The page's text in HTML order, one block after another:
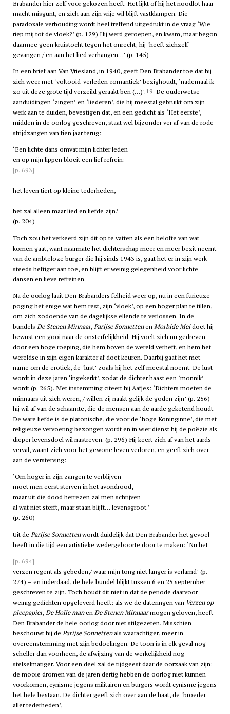
Brabander hier zelf voor gekozen heeft. Het lijkt of hij het noodlot haar
macht misgunt, en zich aan zijn vrije wil blijft vastklampen. Die
paradoxale verhouding wordt heel treffend uitgedrukt in de vraag ‘Wie
riep mij tot de vloek?’ (p. 129) Hij werd geroepen, en kwam, maar begon
daarmee geen kruistocht tegen het onrecht; hij ‘heeft zichzelf
gevangen / en aan het lied verhangen…’ (p. 145)
In een brief aan Van Vriesland, in 1940, geeft Den Brabander toe dat hij
zich weer met ‘voltooid-verleden-romantiek’ bezighoudt, ‘nademaal ik
zo uit deze grote tijd verzeild geraakt ben (…)’.19. De ouderwetse
aanduidingen ‘zingen’ en ‘liederen’, die hij meestal gebruikt om zijn
werk aan te duiden, bevestigen dat, en een gedicht als ‘Het eerste’,
midden in de oorlog geschreven, staat wel bijzonder ver af van de rode
strijdzangen van tien jaar terug:
‘Een lichte dans omvat mijn lichter leden
en op mijn lippen bloeit een lief refrein:
[p. 693]
het leven tiert op kleine tederheden,
het zal alleen maar lied en liefde zijn.’
(p. 204)
Toch zou het verkeerd zijn dit op te vatten als een belofte van wat
komen gaat, want naarmate het dichterschap meer en meer bezit neemt
van de ambteloze burger die hij sinds 1943 is, gaat het er in zijn werk
steeds heftiger aan toe, en blijft er weinig gelegenheid voor lichte
dansen en lieve refreinen.
Na de oorlog laait Den Brabanders felheid weer op, nu in een furieuze
poging het enige wat hem rest, zijn ‘vloek’, op een hoger plan te tillen,
om zich zodoende van de dagelijkse ellende te verlossen. In de
bundels De Stenen Minnaar, Parijse SonnettenenMorbide Meidoet hij
bewust een gooi naar de onsterfelijkheid. Hij voelt zich nu gedreven
door een hoge roeping, die hem boven de wereld verheft, en hem het
wereldse in zijn eigen karakter af doet keuren. Daarbij gaat het met
name om de erotiek, de ‘lust’ zoals hij het zelf meestal noemt. De lust
wordt in deze jaren ‘ingekerkt’, zodat de dichter haast een ‘monnik’
wordt (p. 265). Met instemming citeert hij Aafjes: ‘Dichters moeten de
minnaars uit zich weren, / willen zij naakt gelijk de goden zijn’ (p. 256) –
hij wil af van de schaamte, die de mensen aan de aarde geketend houdt.
De ware liefde is de platonische, die voor de ‘hoge Koninginne’, die met
religieuze vervoering bezongen wordt en in wier dienst hij de poëzie als
dieper levensdoel wil nastreven. (p. 296) Hij keert zich af van het aards
verval, waant zich voor het gewone leven verloren, en geeft zich over
aan de versterving:
‘Om hoger in zijn zangen te verblijven
moet men eerst sterven in het avondrood,
maar uit die dood herrezen zal men schrijven
al wat niet sterft, maar staan blijft… levensgroot.’
(p. 260)
Uit de Parijse Sonnettenwordt duidelijk dat Den Brabander het gevoel
heeft in die tijd een artistieke wedergeboorte door te maken: ‘Nu het
[p. 694]
verzen regent als gebeden,/ waar mijn tong niet langer is verlamd’ (p.
274) – en inderdaad, de hele bundel blijkt tussen 6 en 25 september
geschreven te zijn. Toch houdt dit niet in dat de periode daarvoor
weinig gedichten opgeleverd heeft: als we de dateringen van Verzen op
pleepapier, De Holle manenDe Stenen Minnaarmogen geloven, heeft
Den Brabander de hele oorlog door niet stilgezeten. Misschien
beschouwt hij de Parijse Sonnettenals waarachtiger, meer in
overeenstemming met zijn bedoelingen. De toon is in elk geval nog
scheller dan voorheen, de afwijzing van de werkelijkheid nog
stelselmatiger. Voor een deel zal de tijdgeest daar de oorzaak van zijn:
de mooie dromen van de jaren dertig hebben de oorlog niet kunnen
voorkomen, cynisme jegens militairen en burgers wordt cynisme jegens
het hele bestaan. De dichter geeft zich over aan de haat, de ‘broeder
aller tederheden’,